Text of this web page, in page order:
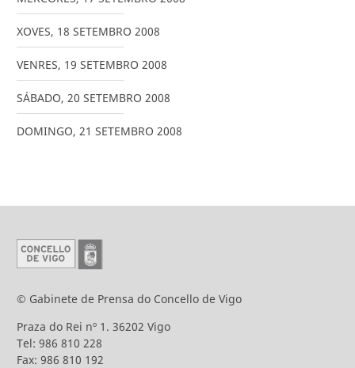
XOVES, 18 SETEMBRO 2008
VENRES, 19 SETEMBRO 2008
SÁBADO, 20 SETEMBRO 2008
DOMINGO, 21 SETEMBRO 2008
© Gabinete de Prensa do Concello de Vigo
Praza do Rei nº 1. 36202 Vigo
Tel: 986 810 228
Fax: 986 810 192